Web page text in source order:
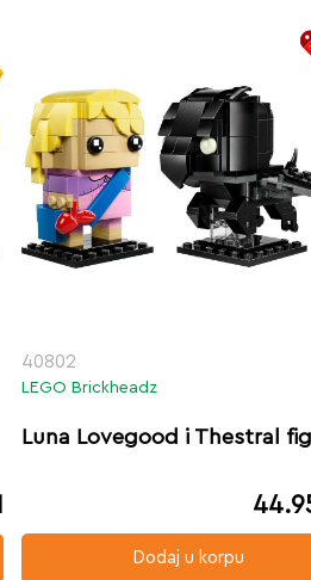
40802
LEGO Brickheadz
Luna Lovegood i Thestral
Dodaj u korpu